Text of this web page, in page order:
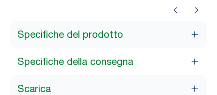
Specifiche del prodotto
Specifiche della consegna
Scarica